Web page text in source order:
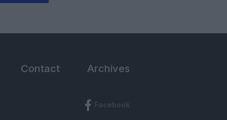
Contact Archives